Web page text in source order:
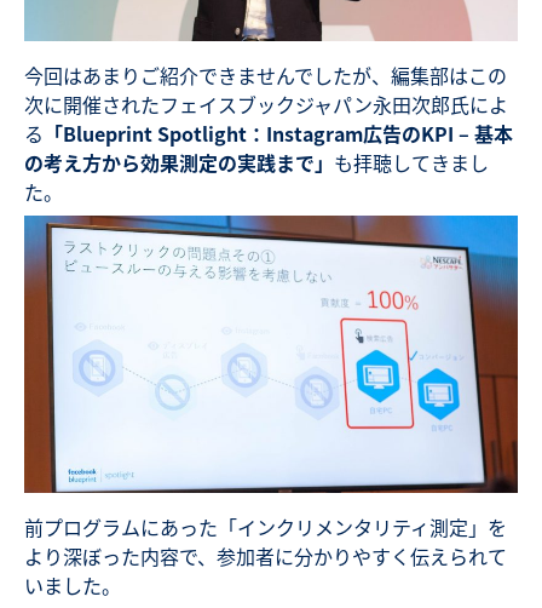
今回はあまりご紹介できませんでしたが、編集部はこの
次に開催されたフェイスブックジャパン永田次郎氏によ
る 「Blueprint Spotlight：Instagram広告のKPI – 基本
の考え方から効果測定の実践まで」 も拝聴してきまし
た。
前プログラムにあった「インクリメンタリティ測定」を
より深ぼった内容で、参加者に分かりやすく伝えられて
いました。